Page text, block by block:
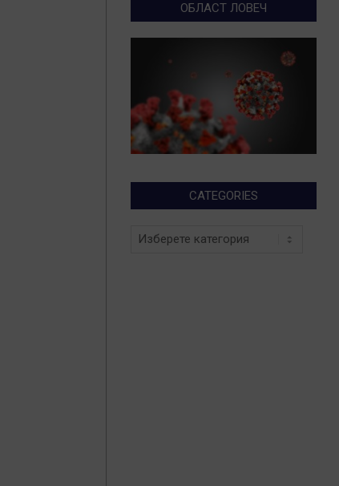
ОБЛАСТ ЛОВЕЧ
CATEGORIES
Categories